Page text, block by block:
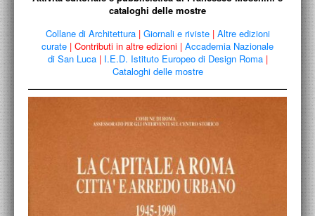
FFMAAM
COLLEZIONE
cataloghi delle mostre
Collane di Architettura | Giornali e riviste | Altre edizioni
curate | Contributi in altre edizioni | Accademia Nazionale
di San Luca | I.E.D. Istituto Europeo di Design Roma |
Cataloghi delle mostre